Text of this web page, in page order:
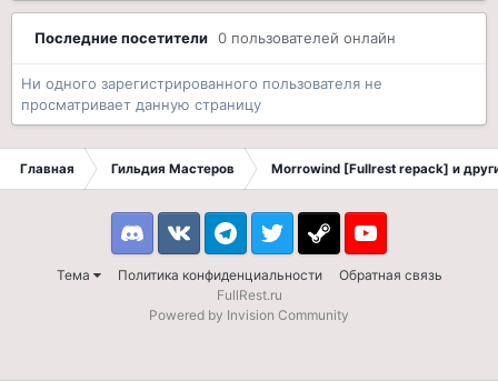
Последние посетители 0 пользователей онлайн
Ни одного зарегистрированного пользователя не
просматривает данную страницу
Главная Гильдия Мастеров Morrowind [Fullrest repack] и
Тема Политика конфиденциальности Обратная связь
DiscordVK TelegramTwitter Steam Youtube
FullRest.ru
Powered by Invision Community